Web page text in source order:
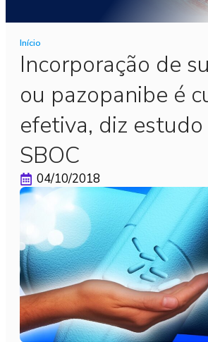
Início
Incorporação de
ou pazopanibe é
efetiva, diz estudo
SBOC
04/10/2018